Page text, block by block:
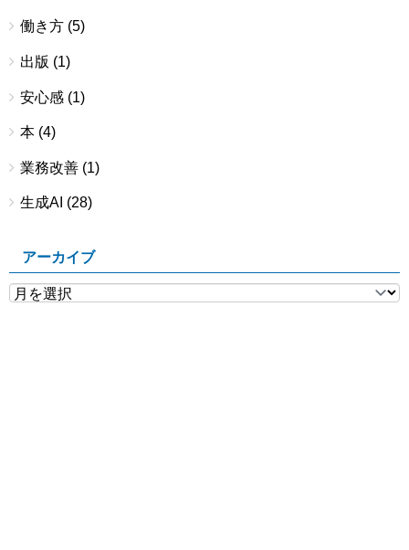
働き方 (5)
出版 (1)
安心感 (1)
本 (4)
業務改善 (1)
生成AI (28)
アーカイブ